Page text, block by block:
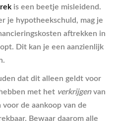
is een beetje misleidend.
je hypotheekschuld, mag je
aftrekken in
Dit kan je een aanzienlijk
dat dit alleen geldt voor
met het verkrijgenvan
de aankoop van de
Bewaar daarom alle